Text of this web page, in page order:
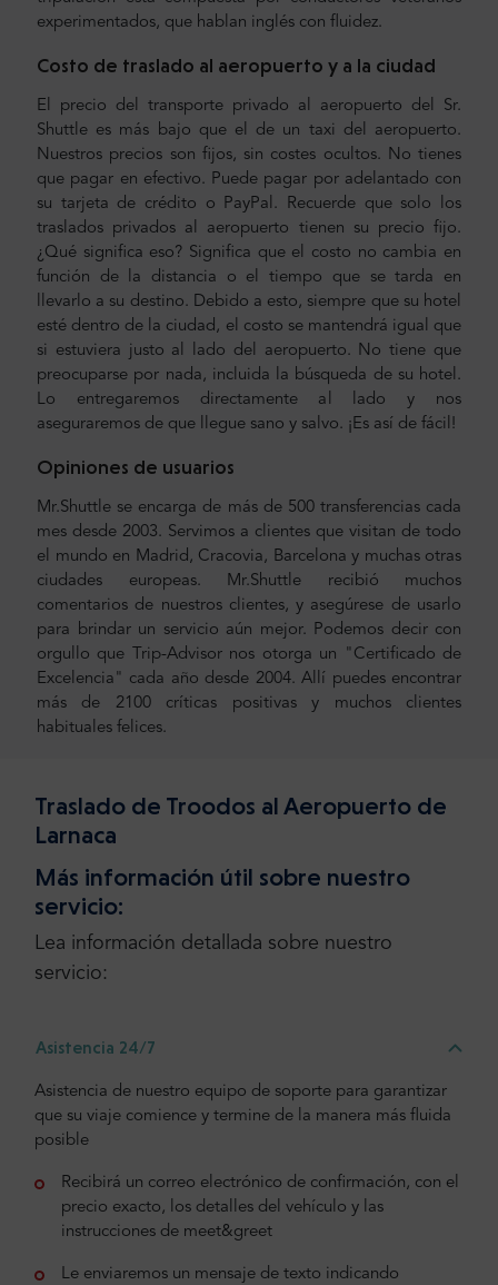
experimentados, que hablan inglés con fluidez.
Costo de traslado al aeropuerto y a la ciudad
El precio del transporte privado al aeropuerto del Sr.
Shuttle es más bajo que el de un taxi del aeropuerto.
Nuestros precios son fijos, sin costes ocultos. No tienes
que pagar en efectivo. Puede pagar por adelantado con
su tarjeta de crédito o PayPal. Recuerde que solo los
traslados privados al aeropuerto tienen su precio fijo.
¿Qué significa eso? Significa que el costo no cambia en
función de la distancia o el tiempo que se tarda en
llevarlo a su destino. Debido a esto, siempre que su hotel
esté dentro de la ciudad, el costo se mantendrá igual que
si estuviera justo al lado del aeropuerto. No tiene que
preocuparse por nada, incluida la búsqueda de su hotel.
Lo entregaremos directamente al lado y nos
aseguraremos de que llegue sano y salvo. ¡Es así de fácil!
Opiniones de usuarios
Mr.Shuttle se encarga de más de 500 transferencias cada
mes desde 2003. Servimos a clientes que visitan de todo
el mundo en Madrid, Cracovia, Barcelona y muchas otras
ciudades europeas. Mr.Shuttle recibió muchos
comentarios de nuestros clientes, y asegúrese de usarlo
para brindar un servicio aún mejor. Podemos decir con
orgullo que Trip-Advisor nos otorga un "Certificado de
Excelencia" cada año desde 2004. Allí puedes encontrar
más de 2100 críticas positivas y muchos clientes
habituales felices.
Traslado de Troodos al Aeropuerto de
Larnaca
Más información útil sobre nuestro
servicio:
Lea información detallada sobre nuestro
servicio:
Asistencia 24/7
Asistencia de nuestro equipo de soporte para garantizar
que su viaje comience y termine de la manera más fluida
posible
Recibirá un correo electrónico de confirmación, con el
precio exacto, los detalles del vehículo y las
instrucciones de meet&greet
Le enviaremos un mensaje de texto indicando